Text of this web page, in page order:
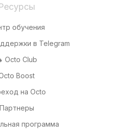
обучения
в Telegram
Octo Club
Boost
на Octo
Партнеры
программа